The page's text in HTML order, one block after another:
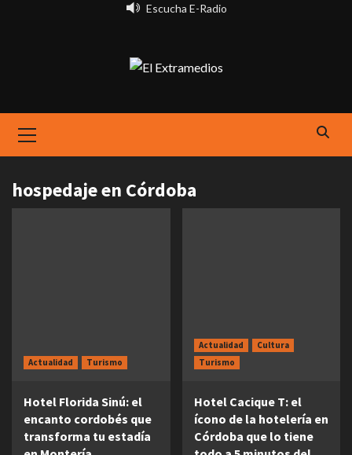
Escucha E-Radio
Menu
hospedaje en Córdoba
Actualidad Turismo
Hotel Florida Sinú: el
encanto cordobés que
transforma tu estadía
Actualidad
Cultura
Turismo
Hotel Cacique T: el
ícono de la hotelería en
Córdoba que lo tiene